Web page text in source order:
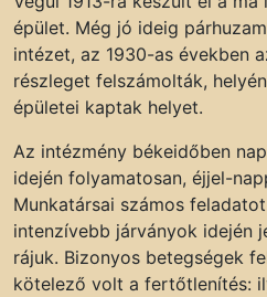
épület. Még jó ideig
intézet, az 1930-as években
részleget felszámolták,
épületei kaptak helyet.
Az intézmény békeidőben
idején folyamatosan, éjjel-
Munkatársai számos
intenzívebb járványok idején
rájuk. Bizonyos betegségek
kötelező volt a fertőtlenítés: